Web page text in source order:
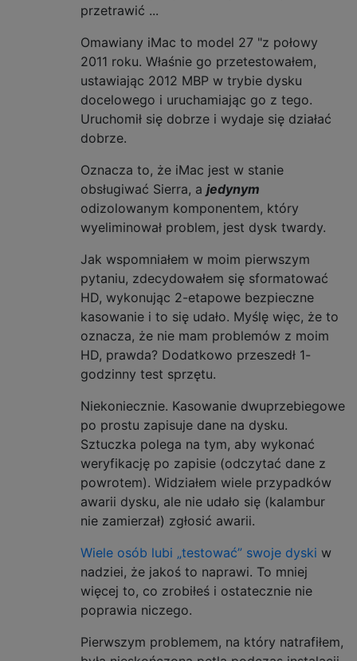
przetrawić ...
Omawiany iMac to model 27 "z połowy
2011 roku. Właśnie go przetestowałem,
ustawiając 2012 MBP w trybie dysku
docelowego i uruchamiając go z tego.
Uruchomił się dobrze i wydaje się działać
dobrze.
Oznacza to, że iMac jest w stanie
obsługiwać Sierra, a jedynym
odizolowanym komponentem, który
wyeliminował problem, jest dysk twardy.
Jak wspomniałem w moim pierwszym
pytaniu, zdecydowałem się sformatować
HD, wykonując 2-etapowe bezpieczne
kasowanie i to się udało. Myślę więc, że to
oznacza, że ​​nie mam problemów z moim
HD, prawda? Dodatkowo przeszedł 1-
godzinny test sprzętu.
Niekoniecznie. Kasowanie dwuprzebiegowe
po prostu zapisuje dane na dysku.
Sztuczka polega na tym, aby wykonać
weryfikację po zapisie (odczytać dane z
powrotem). Widziałem wiele przypadków
awarii dysku, ale nie udało się (kalambur
nie zamierzał) zgłosić awarii.
Wiele osób lubi „testować” swoje dyski w
nadziei, że jakoś to naprawi. To mniej
więcej to, co zrobiłeś i ostatecznie nie
poprawia niczego.
Pierwszym problemem, na który natrafiłem,